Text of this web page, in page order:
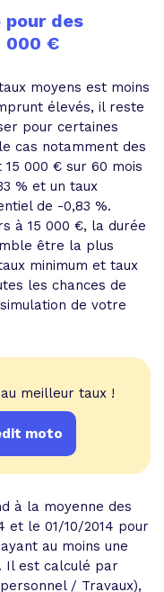
des
000 €
moyens est moins
élevés, il reste
pour certaines
cas notamment des
000 € sur 60 mois
% et un taux
de -0,83 %.
à 15 000 €, la durée
être la plus
minimum et taux
les chances de
de votre
meilleur taux !
moto
à la moyenne des
et le 01/10/2014 pour
au moins une
Il est calculé par
/ Travaux),